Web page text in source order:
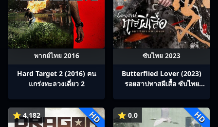
พากย์ไทย 2016
Hard Target 2 (2016) คน
แกร่งทะลวงเดี่ยว 2
ซับไทย 2023
Butterflied Lover (2023)
รอยสาปทาสผีเสื้อ ซับไทย
⭐ 4.182 HD ⭐ 0.0 HD